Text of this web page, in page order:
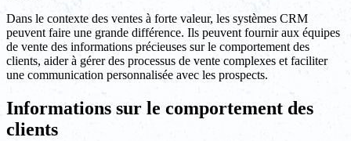
Dans le contexte des ventes à forte valeur, les systèmes CRM
peuvent faire une grande différence. Ils peuvent fournir aux équipes
de vente des informations précieuses sur le comportement des
clients, aider à gérer des processus de vente complexes et faciliter
une communication personnalisée avec les prospects.
Informations sur le comportement des
clients